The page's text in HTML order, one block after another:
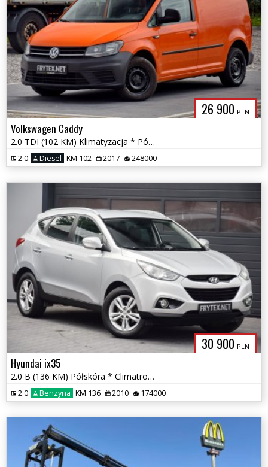
26 900 PLN
Volkswagen Caddy
2.0 TDI (102 KM) Klimatyzacja * Półskóra * Pisemna Gwarancja
2.0 Diesel KM 102 2017 248000
30 900 PLN
Hyundai ix35
2.0 B (136 KM) Półskóra * Climatronic * Podg. Szyba * Gwarancja *
2.0 Benzyna KM 136 2010 174000